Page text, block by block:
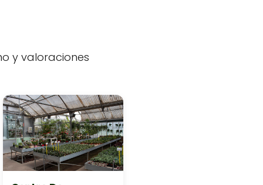
y valoraciones